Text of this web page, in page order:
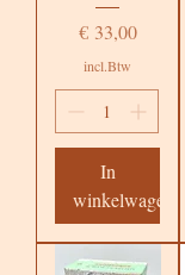
Prijs
€ 33,00
incl.Btw
In
winkelwagen